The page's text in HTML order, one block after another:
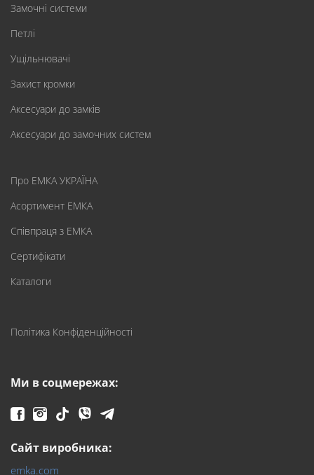
Замочні системи
Петлі
Ущільнювачі
Захист кромки
Аксесуари до замків
Аксесуари до замочних систем
Про ЕМКА УКРАЇНА
Асортимент ЕМКА
Співпраця з ЕМКА
Сертифікати
Каталоги
Політика Конфіденційності
Ми в соцмережах:
Сайт виробника:
emka.com